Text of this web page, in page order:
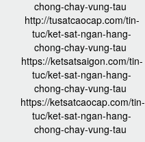
chong-chay-vung-tau
http://tusatcaocap.com/tin-
tuc/ket-sat-ngan-hang-
chong-chay-vung-tau
https://ketsatsaigon.com/tin-
tuc/ket-sat-ngan-hang-
chong-chay-vung-tau
https://ketsatcaocap.com/tin-
tuc/ket-sat-ngan-hang-
chong-chay-vung-tau